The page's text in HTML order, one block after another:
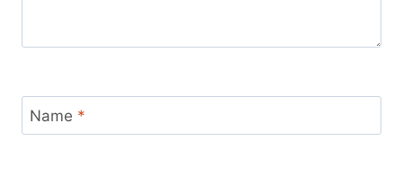
Name *